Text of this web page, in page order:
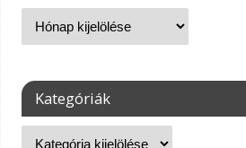
Kategóriák